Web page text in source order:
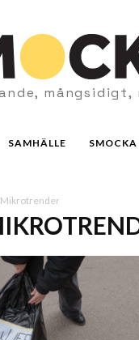
mångsidigt,
SAMHÄLLE
Mikrotrender